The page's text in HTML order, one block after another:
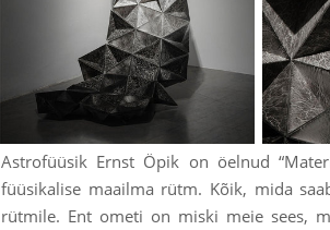
Astrofüüsik Ernst Öpik on öelnud
füüsikalise maailma rütm. Kõik, mida
rütmile. Ent ometi on miski meie sees,